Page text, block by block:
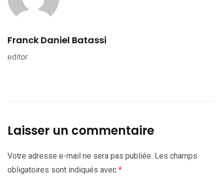
Franck Daniel Batassi
editor
Laisser un commentaire
Votre adresse e-mail ne sera pas publiée. Les champs
obligatoires sont indiqués avec *